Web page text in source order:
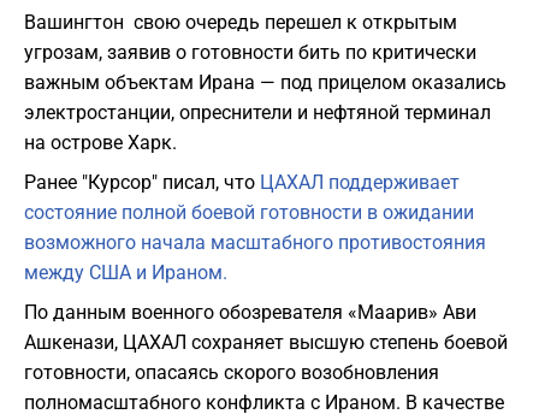
Вашингтон свою очередь перешел к открытым
угрозам, заявив о готовности бить по критически
важным объектам Ирана — под прицелом оказались
электростанции, опреснители и нефтяной терминал
на острове Харк.
Ранее "Курсор" писал, что ЦАХАЛ поддерживает
состояние полной боевой готовности в ожидании
возможного начала масштабного противостояния
между США и Ираном.
По данным военного обозревателя «Маарив» Ави
Ашкенази, ЦАХАЛ сохраняет высшую степень боевой
готовности, опасаясь скорого возобновления
полномасштабного конфликта с Ираном. В качестве